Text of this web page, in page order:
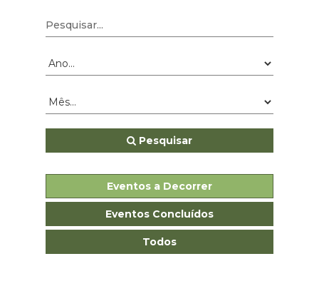
Pesquisar
Eventos a Decorrer
Eventos Concluídos
Todos